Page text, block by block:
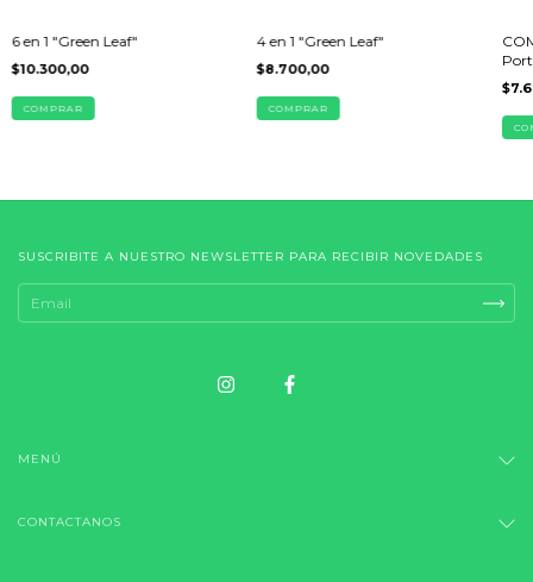
6 en 1 "Green Leaf"
$10.300,00
COMPRAR
4 en 1 "Green Leaf"
$8.700,00
COMPRAR
SUSCRIBITE A NUESTRO NEWSLETTER PARA RECIBIR NOVEDADES
MENÚ
CONTACTANOS